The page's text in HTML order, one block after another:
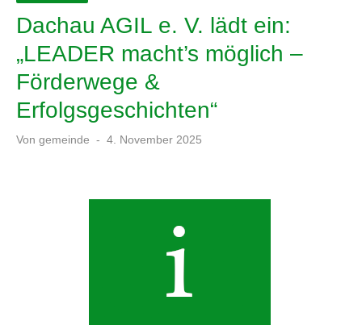
Dachau AGIL e. V. lädt ein:
„LEADER macht’s möglich –
Förderwege &
Erfolgsgeschichten“
Von gemeinde
Veröffentlicht
4. November 2025